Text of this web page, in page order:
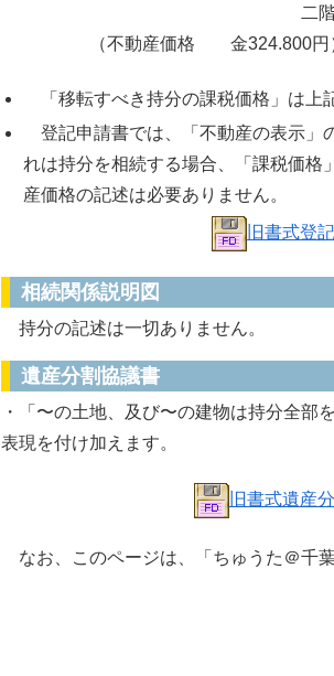
二階 23.11平方
（不動産価格 金324.800円
「移転すべき持分の課税価格」は上
登記申請書では、「不動産の表示」
れは持分を相続する場合、「課税価格
産価格の記述は必要ありません。
旧書式登
相続関係説明図
持分の記述は一切ありません。
遺産分割協議書
・「〜の土地、及び〜の建物は持分全部
表現を付け加えます。
旧書式遺産
なお、このページは、「ちゅうた＠千